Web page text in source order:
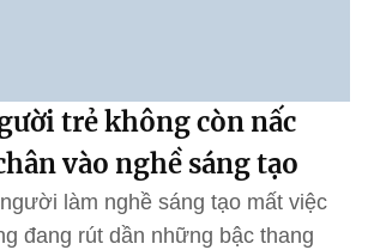
trẻ không còn nấc
vào nghề sáng tạo
làm nghề sáng tạo mất việc
đang rút dần những bậc thang